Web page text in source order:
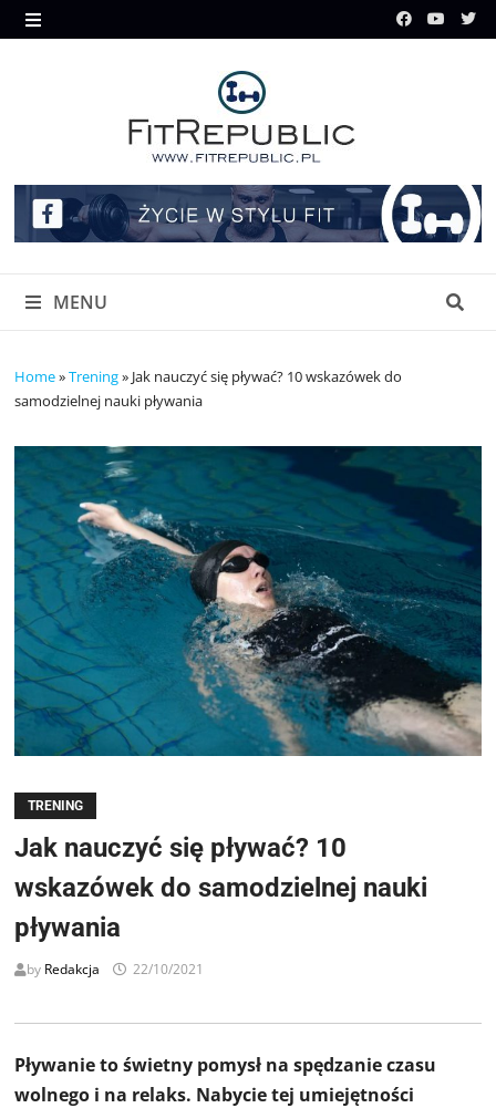
Skip
to
MENU
MENU
Home»Trening» Jak nauczyć się pływać? 10 wskazówek do
samodzielnej nauki pływania
TRENING
Jak nauczyć się pływać? 10
wskazówek do samodzielnej nauki
pływania
by Redakcja 22/10/2021
Pływanie to świetny pomysł na spędzanie czasu
wolnego i na relaks. Nabycie tej umiejętności